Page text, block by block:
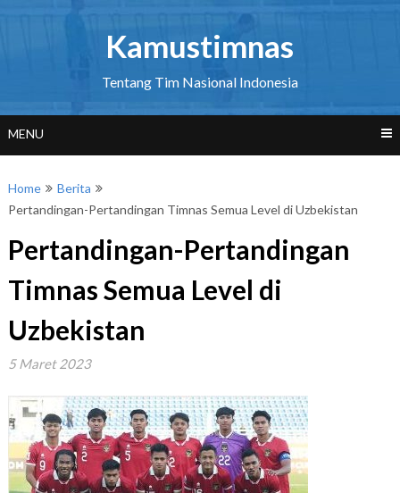
Kamustimnas
Tentang Tim Nasional Indonesia
MENU
Home
Berita
Pertandingan-Pertandingan Timnas Semua Level di Uzbekistan
Pertandingan-Pertandingan
Timnas Semua Level di
Uzbekistan
5 Maret 2023